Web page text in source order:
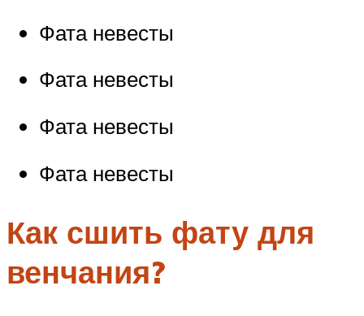
Фата невесты
Фата невесты
Фата невесты
Фата невесты
Как сшить фату для
венчания?